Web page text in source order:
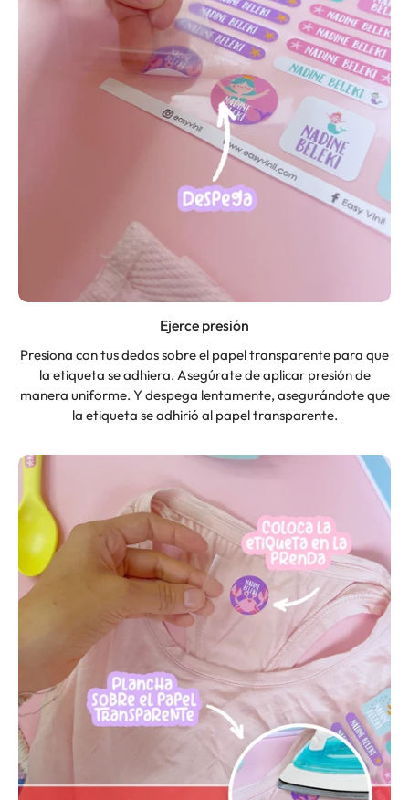
Ejerce presión
Presiona con tus dedos sobre el papel transparente para que
la etiqueta se adhiera. Asegúrate de aplicar presión de
manera uniforme. Y despega lentamente, asegurándote que
la etiqueta se adhirió al papel transparente.